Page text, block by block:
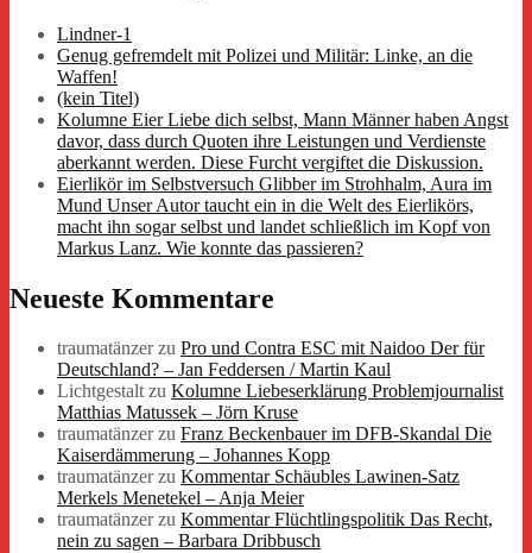
Lindner-1
Genug gefremdelt mit Polizei und Militär: Linke, an die
Waffen!
(kein Titel)
Kolumne Eier Liebe dich selbst, Mann Männer haben Angst
davor, dass durch Quoten ihre Leistungen und Verdienste
aberkannt werden. Diese Furcht vergiftet die Diskussion.
Eierlikör im Selbstversuch Glibber im Strohhalm, Aura im
Mund Unser Autor taucht ein in die Welt des Eierlikörs,
macht ihn sogar selbst und landet schließlich im Kopf von
Markus Lanz. Wie konnte das passieren?
Neueste Kommentare
traumatänzerzu Pro und Contra ESC mit Naidoo Der für
Deutschland? – Jan Feddersen / Martin Kaul
Lichtgestaltzu Kolumne Liebeserklärung Problemjournalist
Matthias Matussek – Jörn Kruse
traumatänzerzu Franz Beckenbauer im DFB-Skandal Die
Kaiserdämmerung – Johannes Kopp
traumatänzerzu Kommentar Schäubles Lawinen-Satz
Merkels Menetekel – Anja Meier
traumatänzerzu Kommentar Flüchtlingspolitik Das Recht,
nein zu sagen – Barbara Dribbusch